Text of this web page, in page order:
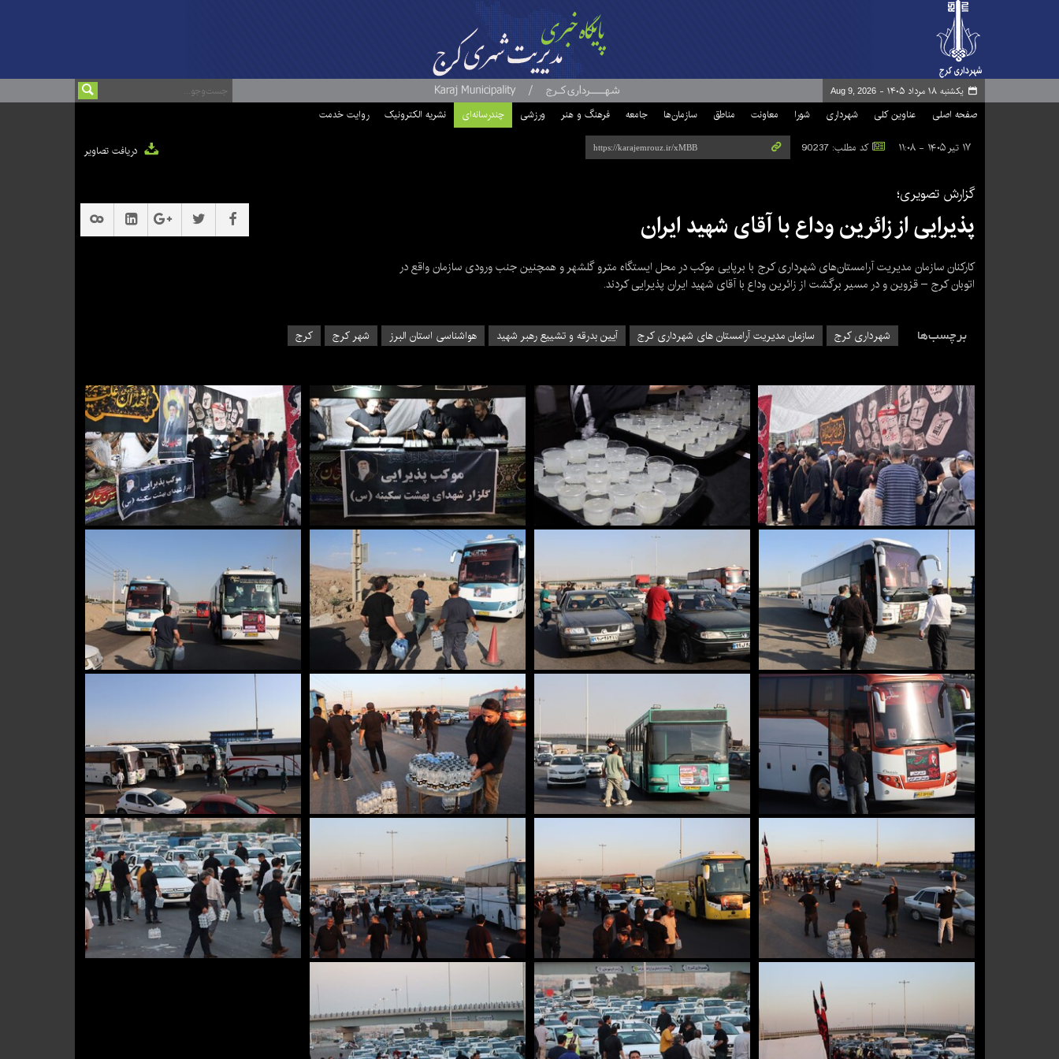
یکشنبه ۱۸ مرداد ۱۴۰۵ - Aug 9, 2026
صفحه اصلی عناوین کلی شهرداری شورا معاونت مناطق سازمان‌ها جامعه فرهنگ و هنر ورزشی چندرسانه‌ای نشریه الکترونیک روایت خدمت
۱۷ تیر ۱۴۰۵ - ۱۱:۰۸ کد مطلب: 90237 دریافت تصاویر
گزارش تصویری؛
پذیرایی از زائرین وداع با آقای شهید ایران
کارکنان سازمان مدیریت آرامستان‌های شهرداری کرج با برپایی موکب در محل ایستگاه مترو گلشهر و همچنین جنب ورودی سازمان واقع در
اتوبان کرج – قزوین و در مسیر برگشت از زائرین وداع با آقای شهید ایران پذیرایی کردند.
برچسب‌ها شهرداری کرج سازمان مدیریت آرامستان های شهرداری کرج آیین بدرقه و تشییع رهبر شهید هواشناسی استان البرز شهر کرج کرج